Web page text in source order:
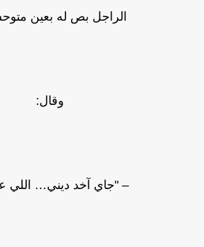
الراجل بص له بعين
وقال:
– "جاي آخد ديني… اللي